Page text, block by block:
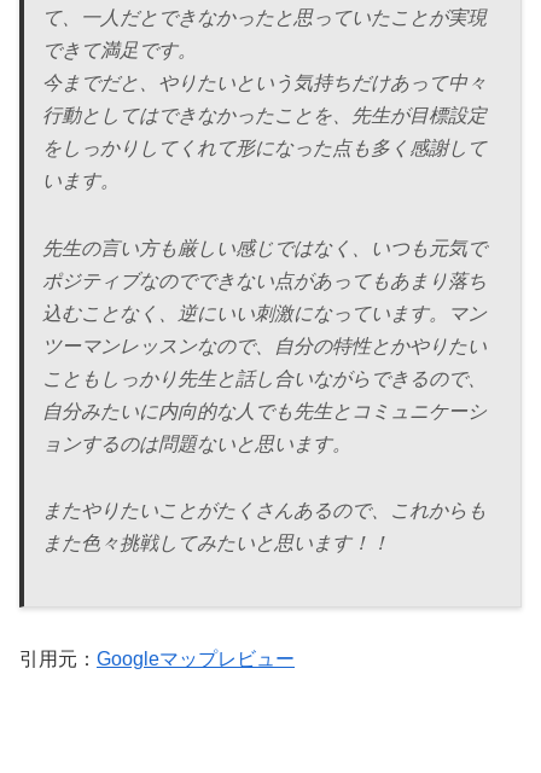
て、一人だとできなかったと思っていたことが実現
できて満足です。
今までだと、やりたいという気持ちだけあって中々
行動としてはできなかったことを、先生が目標設定
をしっかりしてくれて形になった点も多く感謝して
います。
先生の言い方も厳しい感じではなく、いつも元気で
ポジティブなのでできない点があってもあまり落ち
込むことなく、逆にいい刺激になっています。マン
ツーマンレッスンなので、自分の特性とかやりたい
こともしっかり先生と話し合いながらできるので、
自分みたいに内向的な人でも先生とコミュニケーシ
ョンするのは問題ないと思います。
またやりたいことがたくさんあるので、これからも
また色々挑戦してみたいと思います！！
引用元： Googleマップレビュー